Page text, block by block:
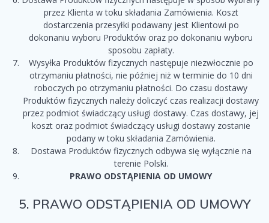
przez Klienta w toku składania Zamówienia. Koszt
dostarczenia przesyłki podawany jest Klientowi po
dokonaniu wyboru Produktów oraz po dokonaniu wyboru
sposobu zapłaty.
Wysyłka Produktów fizycznych następuje niezwłocznie po
otrzymaniu płatności, nie później niż w terminie do 10 dni
roboczych po otrzymaniu płatności. Do czasu dostawy
Produktów fizycznych należy doliczyć czas realizacji dostawy
przez podmiot świadczący usługi dostawy. Czas dostawy, jej
koszt oraz podmiot świadczący usługi dostawy zostanie
podany w toku składania Zamówienia.
Dostawa Produktów fizycznych odbywa się wyłącznie na
terenie Polski.
PRAWO ODSTĄPIENIA OD UMOWY
5. PRAWO ODSTĄPIENIA OD UMOWY